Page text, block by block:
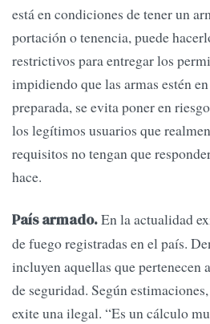
está en condiciones de tener un
portación o tenencia, puede
restrictivos para entregar los
impidiendo que las armas estén
preparada, se evita poner en
los legítimos usuarios que
requisitos no tengan que
hace.
País armado.En la actualidad
de fuego registradas en el país.
incluyen aquellas que pertenecen
de seguridad. Según
exite una ilegal. “Es un cálculo